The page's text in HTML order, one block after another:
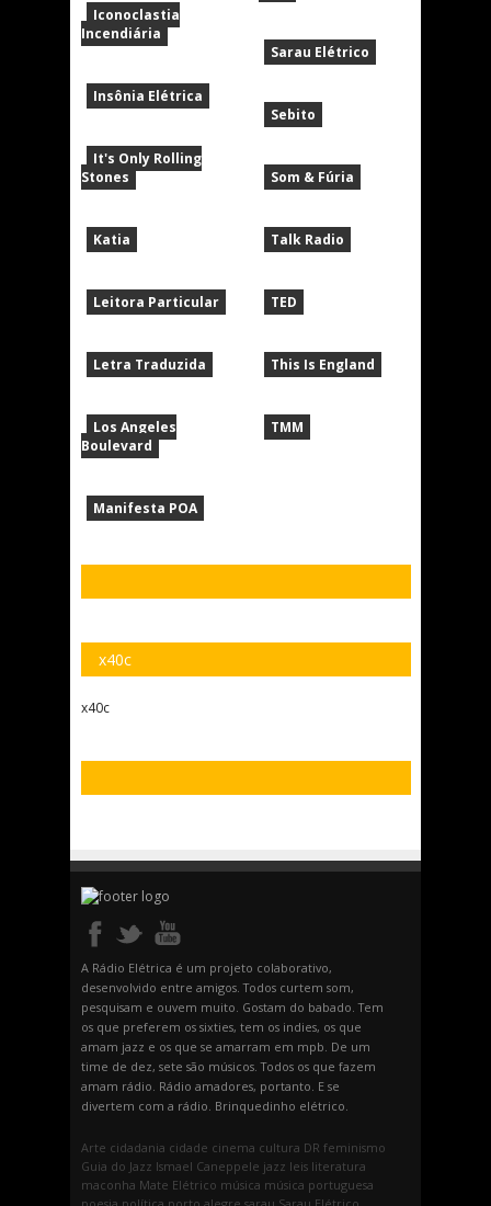
Iconoclastia
Incendiária
Insônia Elétrica
It's Only Rolling
Stones
Katia
Leitora Particular
Letra Traduzida
Los Angeles
Boulevard
Manifesta POA
Sarau Elétrico
Sebito
Som & Fúria
Talk Radio
TED
This Is England
TMM
x40c
x40c
A Rádio Elétrica é um projeto colaborativo,
desenvolvido entre amigos. Todos curtem som,
pesquisam e ouvem muito. Gostam do babado. Tem
os que preferem os sixties, tem os indies, os que
amam jazz e os que se amarram em mpb. De um
time de dez, sete são músicos. Todos os que fazem
amam rádio. Rádio amadores, portanto. E se
divertem com a rádio. Brinquedinho elétrico.
Arte cidadania cidade cinema cultura DR feminismo
Guia do Jazz Ismael Caneppele jazz leis literatura
maconha Mate Elétrico música música portuguesa